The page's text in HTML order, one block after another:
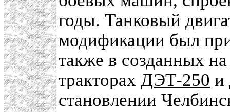
годы. Танковый
модификации был
также в созданных
тракторах ДЭТ-250 и
становлении